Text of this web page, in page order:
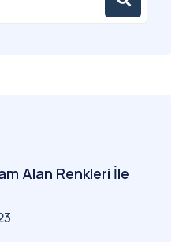
Alan Renkleri İle